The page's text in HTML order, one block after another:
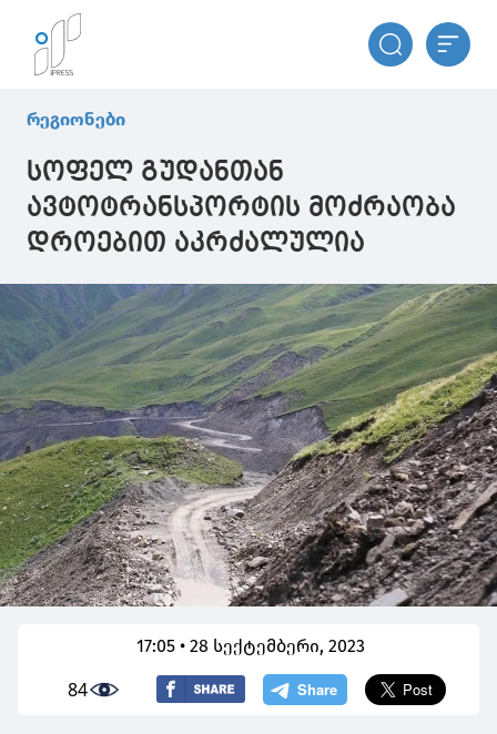
რეგიონები
სოფელ გუდანთან
ავტოტრანსპორტის მოძრაობა
დროებით აკრძალულია
17:05 • 28 სექტემბერი, 2023
84